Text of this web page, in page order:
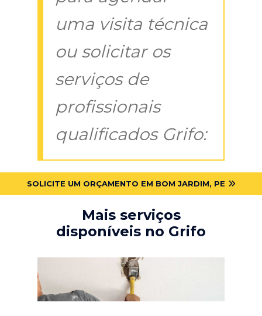
uma visita técnica
ou solicitar os
serviços de
profissionais
qualificados Grifo:
SOLICITE UM ORÇAMENTO EM BOM JARDIM, PE
Mais serviços
disponíveis no Grifo